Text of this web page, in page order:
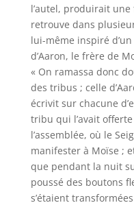
l’autel, produirait
retrouve dans
lui-même inspiré
d’Aaron, le frère de
« On ramassa donc
des tribus ; celle
écrivit sur chacune
tribu qui l’avait
l’assemblée, où le
manifester à Moïse ;
que pendant la nuit
poussé des boutons
s’étaient